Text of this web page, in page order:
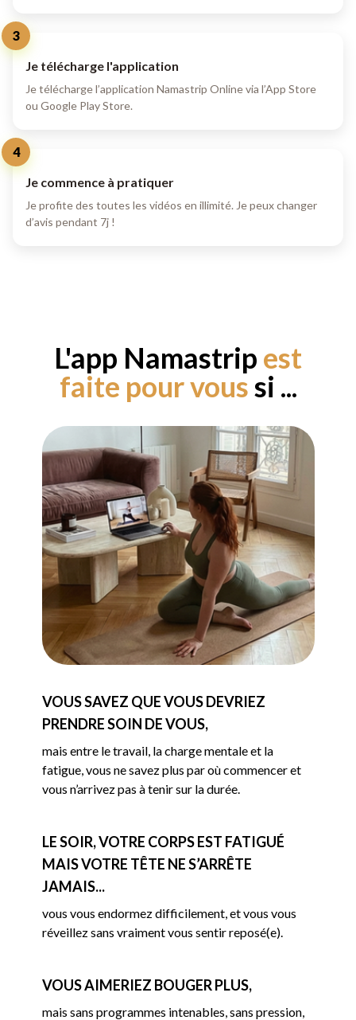
3
Je télécharge l'application
Je télécharge l’application Namastrip Online via l’App Store
ou Google Play Store.
4
Je commence à pratiquer
Je profite des toutes les vidéos en illimité. Je peux changer
d’avis pendant 7j !
L'app Namastrip est
faite pour voussi ...
VOUS SAVEZ QUE VOUS DEVRIEZ
PRENDRE SOIN DE VOUS,
mais entre le travail, la charge mentale et la
fatigue, vous ne savez plus par où commencer et
vous n’arrivez pas à tenir sur la durée.
LE SOIR, VOTRE CORPS EST FATIGUÉ
MAIS VOTRE TÊTE NE S’ARRÊTE
JAMAIS...
vous vous endormez difficilement, et vous vous
réveillez sans vraiment vous sentir reposé(e).
VOUS AIMERIEZ BOUGER PLUS,
mais sans programmes intenables, sans pression,